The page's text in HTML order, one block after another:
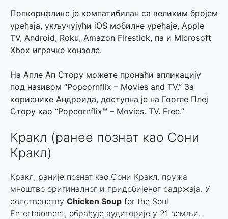
Попкорнфликс је компатибилан са великим бројем
уређаја, укључујући iOS мобилне уређаје, Apple
TV, Android, Roku, Amazon Firestick, па и Microsoft
Xbox играчке конзоле.
На Апле Ап Стору можете пронаћи апликацију
под називом “Popcornflix – Movies and TV.” За
кориснике Андроида, доступна је на Гоогле Плеј
Стору као “Popcornflix™ – Movies. TV. Free.”
Кракл (ранее познат као Сони
Кракл)
Кракл, раније познат као Сони Кракл, пружа
мноштво оригиналног и придобијеног садржаја. У
сопственству Chicken Soup for the Soul
Entertainment, обрађује аудиторије у 21 земљи.